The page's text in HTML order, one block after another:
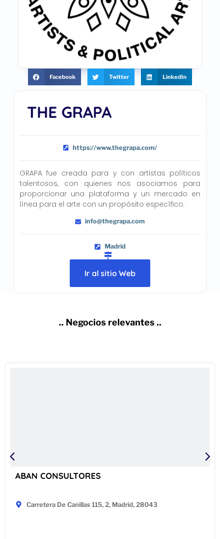
THE GRAPA
https://www.thegrapa.com/
GRAPA fue creada para y con artistas políticos
talentosos, con quienes nos asociamos para
proporcionar una plataforma y un mercado en
línea para el arte con un propósito específico.
info@thegrapa.com
Madrid
Ir al sitio Web
Facebook Twitter LinkedIn
.. Negocios relevantes ..
ABAN CONSULTORES
Carretera De Canillas 115, 2, Madrid, 28043